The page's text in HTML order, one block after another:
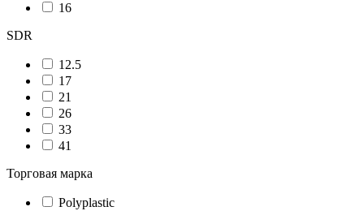
16
SDR
12.5
17
21
26
33
41
Торговая марка
Polyplastic